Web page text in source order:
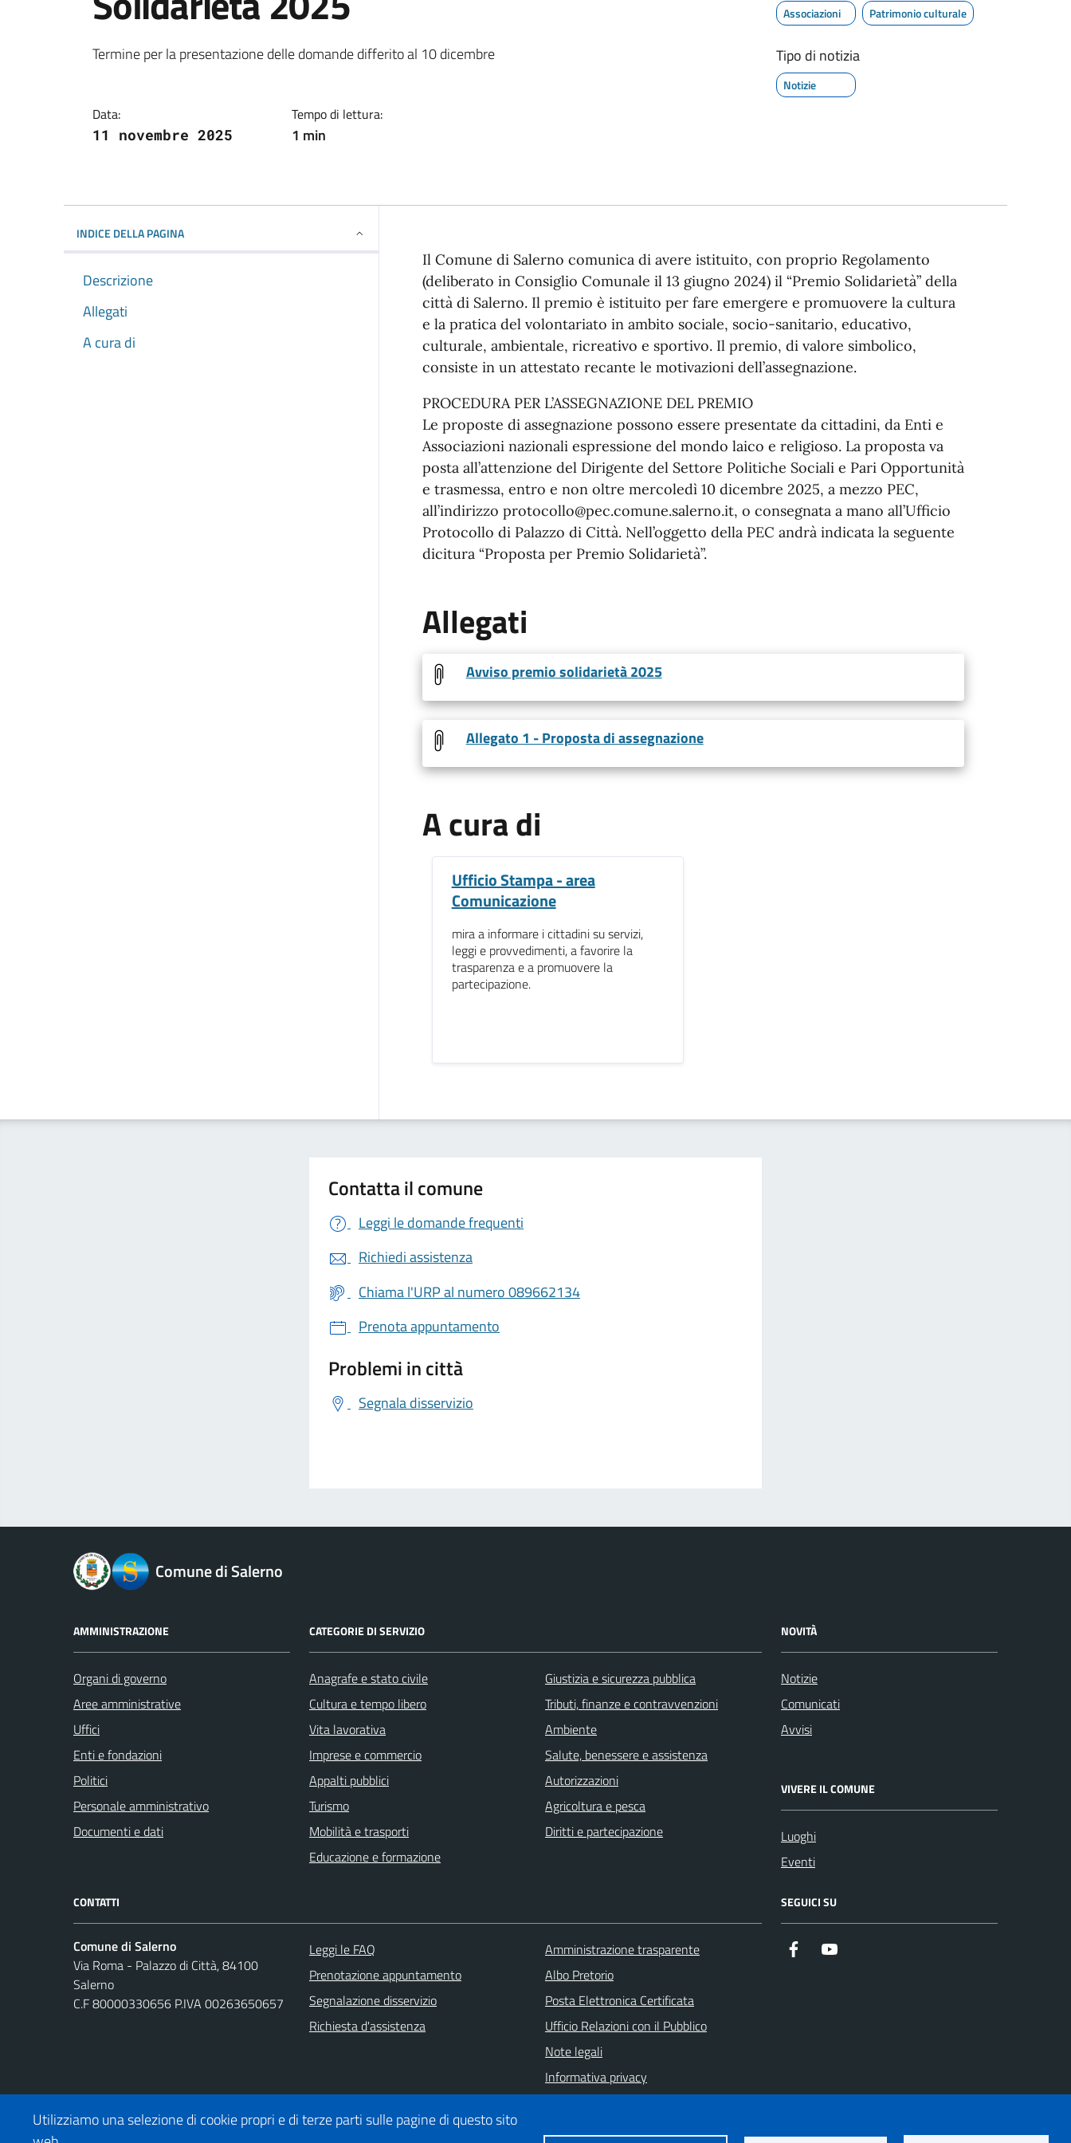
Utilizziamo una selezione di cookie propri e di terze parti sulle pagine di questo sito
Dettagli della notizia
Termine per la presentazione delle domande differito al 10 dicembre
Data:
11 novembre 2025
Tempo di lettura:
1 min
Associazioni Patrimonio culturale
Tipo di notizia
Notizie
INDICE DELLA PAGINA
Descrizione
Allegati
A cura di
Descrizione
Il Comune di Salerno comunica di avere istituito, con proprio Regolamento
(deliberato in Consiglio Comunale il 13 giugno 2024) il “Premio Solidarietà” della
città di Salerno. Il premio è istituito per fare emergere e promuovere la cultura
e la pratica del volontariato in ambito sociale, socio-sanitario, educativo,
culturale, ambientale, ricreativo e sportivo. Il premio, di valore simbolico,
consiste in un attestato recante le motivazioni dell’assegnazione.
PROCEDURA PER L’ASSEGNAZIONE DEL PREMIO
Le proposte di assegnazione possono essere presentate da cittadini, da Enti e
Associazioni nazionali espressione del mondo laico e religioso. La proposta va
posta all’attenzione del Dirigente del Settore Politiche Sociali e Pari Opportunità
e trasmessa, entro e non oltre mercoledì 10 dicembre 2025, a mezzo PEC,
all’indirizzo protocollo@pec.comune.salerno.it, o consegnata a mano all’Ufficio
Protocollo di Palazzo di Città. Nell’oggetto della PEC andrà indicata la seguente
dicitura “Proposta per Premio Solidarietà”.
Allegati
Avviso premio solidarietà 2025
Allegato 1 - Proposta di assegnazione
A cura di
Ufficio Stampa - area
Comunicazione
mira a informare i cittadini su servizi,
leggi e provvedimenti, a favorire la
trasparenza e a promuovere la
partecipazione.
Contatta il comune
Leggi le domande frequenti
Richiedi assistenza
Chiama l'URP al numero 089662134
Prenota appuntamento
Problemi in città
Segnala disservizio
logo Unione EuropeaComune di Salerno
AMMINISTRAZIONE
Organi di governo
Aree amministrative
Uffici
Enti e fondazioni
Politici
Personale amministrativo
Documenti e dati
CATEGORIE DI SERVIZIO
Anagrafe e stato civile
Cultura e tempo libero
Vita lavorativa
Imprese e commercio
Appalti pubblici
Turismo
Mobilità e trasporti
Educazione e formazione
Giustizia e sicurezza pubblica
Tributi, finanze e contravvenzioni
Ambiente
Salute, benessere e assistenza
Autorizzazioni
Agricoltura e pesca
Diritti e partecipazione
NOVITÀ
Notizie
Comunicati
Avvisi
VIVERE IL COMUNE
Luoghi
Eventi
CONTATTI
Comune di Salerno
Via Roma - Palazzo di Città, 84100
Salerno
C.F 80000330656 P.IVA 00263650657
Leggi le FAQ
Prenotazione appuntamento
Segnalazione disservizio
Richiesta d'assistenza
Amministrazione trasparente
Albo Pretorio
Posta Elettronica Certificata
Ufficio Relazioni con il Pubblico
Note legali
Informativa privacy
SEGUICI SU
https://it-it.facebook.com/ComuneSalerno